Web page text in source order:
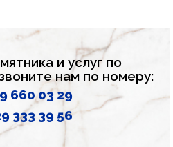
и услуг по
нам по номеру:
660 03 29
333 39 56